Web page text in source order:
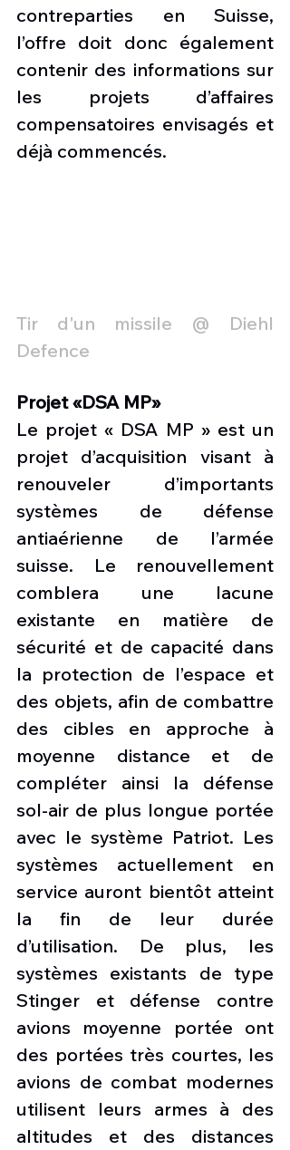
contreparties en Suisse,
l’offre doit donc également
contenir des informations sur
les projets d’affaires
compensatoires envisagés et
déjà commencés.
Tir d'un missile @ Diehl
Defence
Projet «DSA MP»
Le projet « DSA MP » est un
projet d’acquisition visant à
renouveler d’importants
systèmes de défense
antiaérienne de l’armée
suisse. Le renouvellement
comblera une lacune
existante en matière de
sécurité et de capacité dans
la protection de l’espace et
des objets, afin de combattre
des cibles en approche à
moyenne distance et de
compléter ainsi la défense
sol-air de plus longue portée
avec le système Patriot. Les
systèmes actuellement en
service auront bientôt atteint
la fin de leur durée
d’utilisation. De plus, les
systèmes existants de type
Stinger et défense contre
avions moyenne portée ont
des portées très courtes, les
avions de combat modernes
utilisent leurs armes à des
altitudes et des distances